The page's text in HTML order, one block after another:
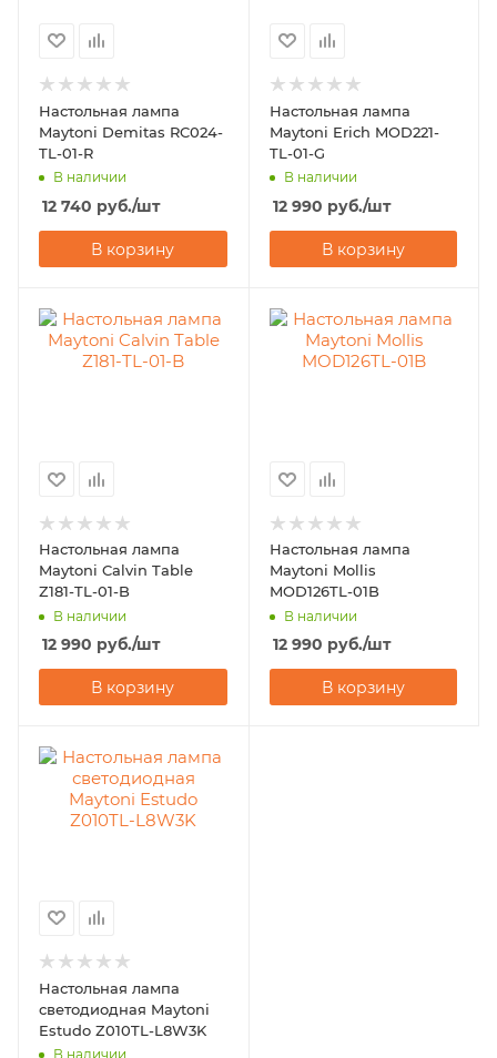
Настольная лампа
Maytoni Demitas RC024-
TL-01-R
В наличии
12 740 руб./шт
В корзину
Настольная лампа
Maytoni Erich MOD221-
TL-01-G
В наличии
12 990 руб./шт
В корзину
Настольная лампа
Maytoni Calvin Table
Z181-TL-01-B
В наличии
12 990 руб./шт
В корзину
Настольная лампа
Maytoni Mollis
MOD126TL-01B
В наличии
12 990 руб./шт
В корзину
Настольная лампа
светодиодная Maytoni
Estudo Z010TL-L8W3K
В наличии